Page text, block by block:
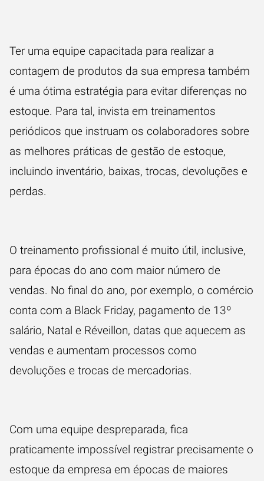
Ter uma equipe capacitada para realizar a
contagem de produtos da sua empresa também
é uma ótima estratégia para evitar diferenças no
estoque. Para tal, invista em treinamentos
periódicos que instruam os colaboradores sobre
as melhores práticas de gestão de estoque,
incluindo inventário, baixas, trocas, devoluções e
perdas.
O treinamento profissional é muito útil, inclusive,
para épocas do ano com maior número de
vendas. No final do ano, por exemplo, o comércio
conta com a Black Friday, pagamento de 13º
salário, Natal e Réveillon, datas que aquecem as
vendas e aumentam processos como
devoluções e trocas de mercadorias.
Com uma equipe despreparada, fica
praticamente impossível registrar precisamente o
estoque da empresa em épocas de maiores